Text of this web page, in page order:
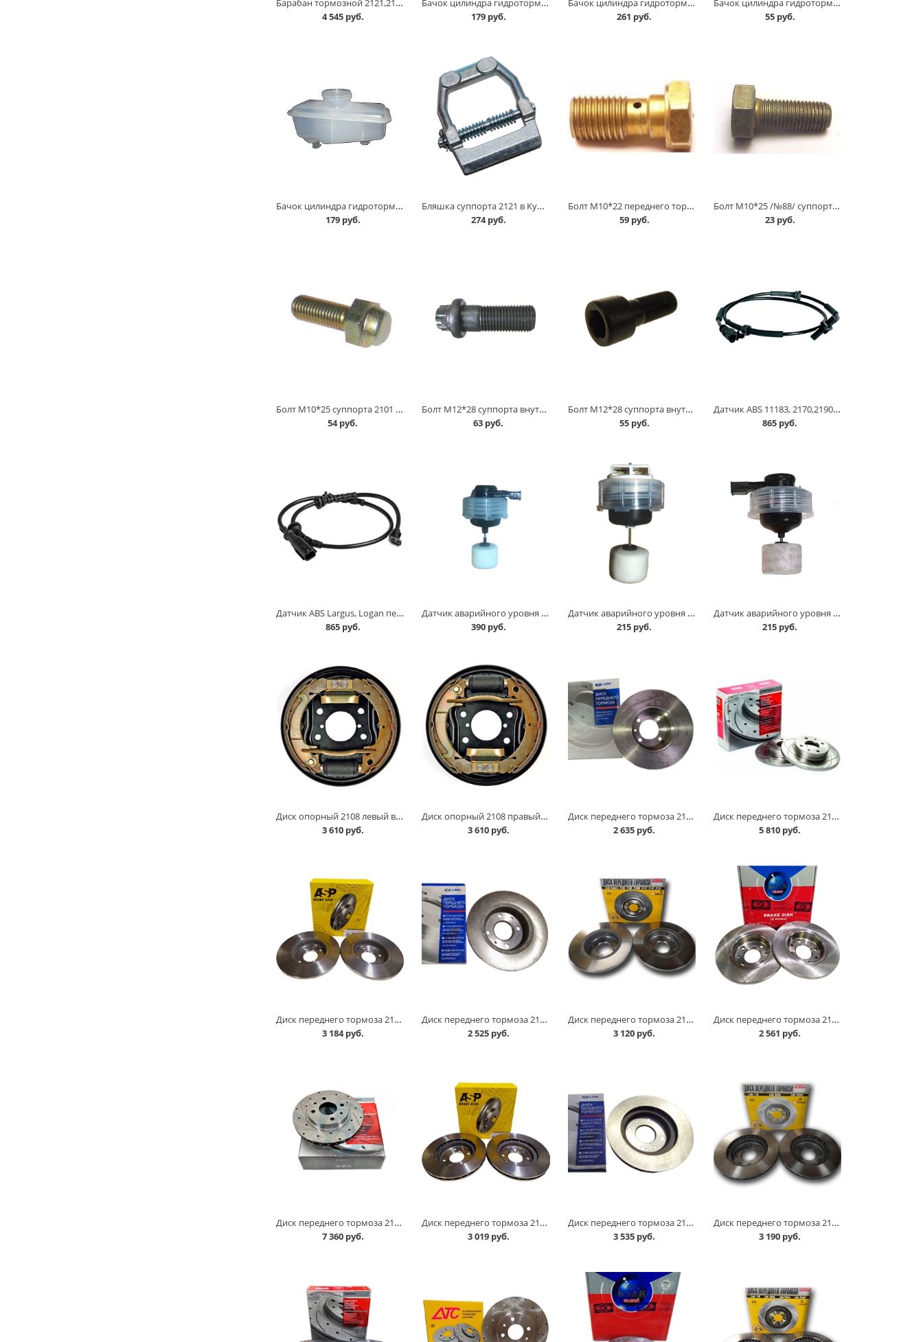
Барабан тормозной 2121,2123 АвтоВАЗ в Кургане
4 545 руб.
Бачок цилиндра гидротормозов 11183 в Кургане
179 руб.
Бачок цилиндра гидротормозов 11183, 2170 с АБС в Кургане
261 руб.
Бачок цилиндра гидротормозов 2101-07, 2121-214 в Кургане
55 руб.
Бачок цилиндра гидротормозов 2108 в Кургане
179 руб.
Бляшка суппорта 2121 в Кургане
274 руб.
Болт М10*22 переднего тормозного шланга 2101 в Кургане
59 руб.
Болт М10*25 /№88/ суппорта 2101 в Кургане
23 руб.
Болт М10*25 суппорта 2101 нижний /ограничитель/ в Кургане
54 руб.
Болт М12*28 суппорта внутренний /звездочка/ в Кургане
63 руб.
Болт М12*28 суппорта внутренний /шестигранник/ в Кургане
55 руб.
Датчик ABS 11183, 2170,2190 передний /0265007885/ Стартвольт в Кургане
865 руб.
Датчик ABS Largus, Logan передний /479101292R/ СтартВольт в Кургане
865 руб.
Датчик аварийного уровня тормозной жидкости 1118, 2170, 2190, 2123, 21214 с 2010 г.в. /8 см/ в Кургане
390 руб.
Датчик аварийного уровня тормозной жидкости 2101-07, 2121 в Кургане
215 руб.
Датчик аварийного уровня тормозной жидкости 2108, 2110 21213-214 /8,5 см/ в Кургане
215 руб.
Диск опорный 2108 левый в/сб VIS в Кургане
3 610 руб.
Диск опорный 2108 правый в/сб VIS в Кургане
3 610 руб.
Диск переднего тормоза 2101-07 АвтоВАЗ шт в Кургане
2 635 руб.
Диск переднего тормоза 2108 /спорт/ к-т, АвтоВАЗ в Кургане
5 810 руб.
Диск переднего тормоза 2108 ASP к-т в Кургане
3 184 руб.
Диск переднего тормоза 2108 АвтоВАЗ, шт в Кургане
2 525 руб.
Диск переднего тормоза 2108 АТС, к-т в Кургане
3 120 руб.
Диск переднего тормоза 2108 БЗАК, к-т в Кургане
2 561 руб.
Диск переднего тормоза 2110 /спорт/ к-т, АвтоВАЗ в Кургане
7 360 руб.
Диск переднего тормоза 2110 ASP к-т в Кургане
3 019 руб.
Диск переднего тормоза 2110 вентилируемый, шт АвтоВАЗ в Кургане
3 535 руб.
Диск переднего тормоза 2110 к-т, АТС в Кургане
3 190 руб.